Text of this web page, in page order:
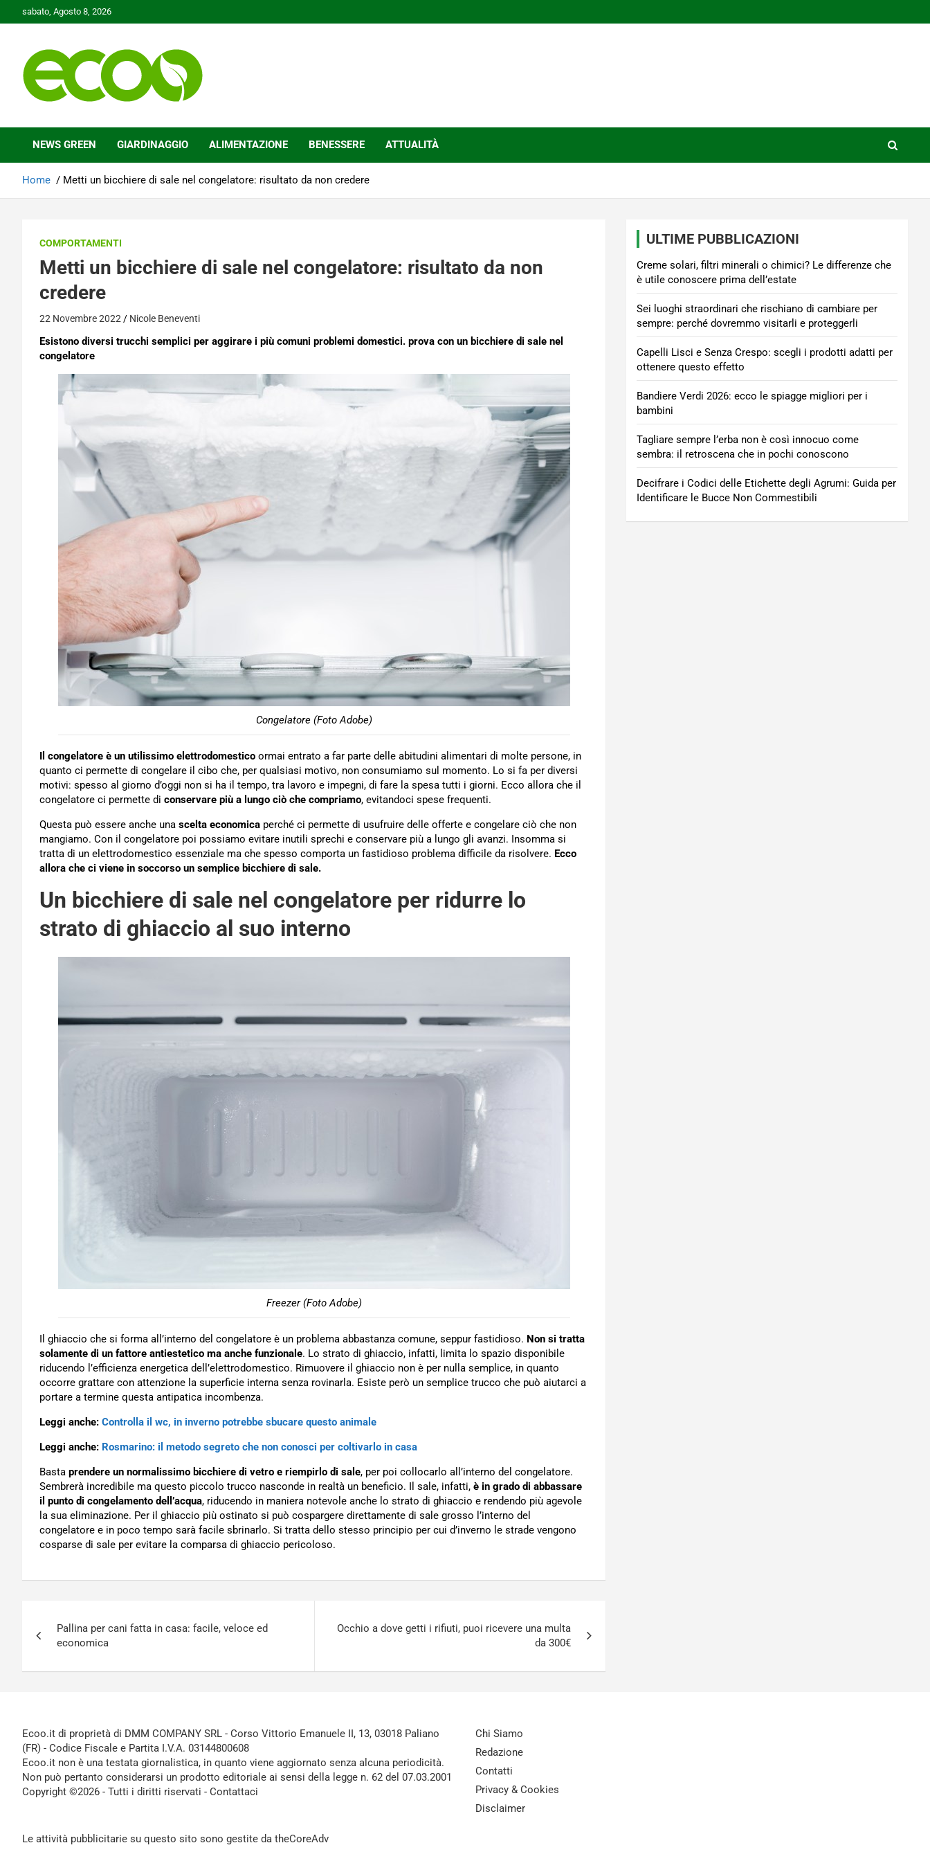
to
sabato, Agosto 8, 2026
Ecoo.it
NEWS GREEN GIARDINAGGIO ALIMENTAZIONE BENESSERE ATTUALITÀ
Home Metti un bicchiere di sale nel congelatore: risultato da non credere
COMPORTAMENTI
Metti un bicchiere di sale nel congelatore: risultato da non
credere
22 Novembre 2022 Nicole Beneventi
Esistono diversi trucchi semplici per aggirare i più comuni problemi domestici. prova con un bicchiere di sale nel
congelatore
Congelatore (Foto Adobe)
Il congelatore è un utilissimo elettrodomestico ormai entrato a far parte delle abitudini alimentari di molte persone, in
quanto ci permette di congelare il cibo che, per qualsiasi motivo, non consumiamo sul momento. Lo si fa per diversi
motivi: spesso al giorno d’oggi non si ha il tempo, tra lavoro e impegni, di fare la spesa tutti i giorni. Ecco allora che il
congelatore ci permette di conservare più a lungo ciò che compriamo, evitandoci spese frequenti.
Questa può essere anche una scelta economica perché ci permette di usufruire delle offerte e congelare ciò che non
mangiamo. Con il congelatore poi possiamo evitare inutili sprechi e conservare più a lungo gli avanzi. Insomma si
tratta di un elettrodomestico essenziale ma che spesso comporta un fastidioso problema difficile da risolvere. Ecco
allora che ci viene in soccorso un semplice bicchiere di sale.
Un bicchiere di sale nel congelatore per ridurre lo
strato di ghiaccio al suo interno
Freezer (Foto Adobe)
Il ghiaccio che si forma all’interno del congelatore è un problema abbastanza comune, seppur fastidioso. Non si tratta
solamente di un fattore antiestetico ma anche funzionale. Lo strato di ghiaccio, infatti, limita lo spazio disponibile
riducendo l’efficienza energetica dell’elettrodomestico. Rimuovere il ghiaccio non è per nulla semplice, in quanto
occorre grattare con attenzione la superficie interna senza rovinarla. Esiste però un semplice trucco che può aiutarci a
portare a termine questa antipatica incombenza.
Leggi anche: Controlla il wc, in inverno potrebbe sbucare questo animale
Leggi anche: Rosmarino: il metodo segreto che non conosci per coltivarlo in casa
Basta prendere un normalissimo bicchiere di vetro e riempirlo di sale, per poi collocarlo all’interno del congelatore.
Sembrerà incredibile ma questo piccolo trucco nasconde in realtà un beneficio. Il sale, infatti, è in grado di abbassare
il punto di congelamento dell’acqua, riducendo in maniera notevole anche lo strato di ghiaccio e rendendo più agevole
la sua eliminazione. Per il ghiaccio più ostinato si può cospargere direttamente di sale grosso l’interno del
congelatore e in poco tempo sarà facile sbrinarlo. Si tratta dello stesso principio per cui d’inverno le strade vengono
cosparse di sale per evitare la comparsa di ghiaccio pericoloso.
articoli
Pallina per cani fatta in casa: facile, veloce ed
economica
Occhio a dove getti i rifiuti, puoi ricevere una multa
da 300€
ULTIME PUBBLICAZIONI
Creme solari, filtri minerali o chimici? Le differenze che
è utile conoscere prima dell’estate
Sei luoghi straordinari che rischiano di cambiare per
sempre: perché dovremmo visitarli e proteggerli
Capelli Lisci e Senza Crespo: scegli i prodotti adatti per
ottenere questo effetto
Bandiere Verdi 2026: ecco le spiagge migliori per i
bambini
Tagliare sempre l’erba non è così innocuo come
sembra: il retroscena che in pochi conoscono
Decifrare i Codici delle Etichette degli Agrumi: Guida per
Identificare le Bucce Non Commestibili
Ecoo.it di proprietà di DMM COMPANY SRL - Corso Vittorio Emanuele II, 13, 03018 Paliano
(FR) - Codice Fiscale e Partita I.V.A. 03144800608
Ecoo.it non è una testata giornalistica, in quanto viene aggiornato senza alcuna periodicità.
Non può pertanto considerarsi un prodotto editoriale ai sensi della legge n. 62 del 07.03.2001
Copyright ©2026 - Tutti i diritti riservati - Contattaci
Le attività pubblicitarie su questo sito sono gestite da theCoreAdv
Chi Siamo
Redazione
Contatti
Privacy & Cookies
Disclaimer